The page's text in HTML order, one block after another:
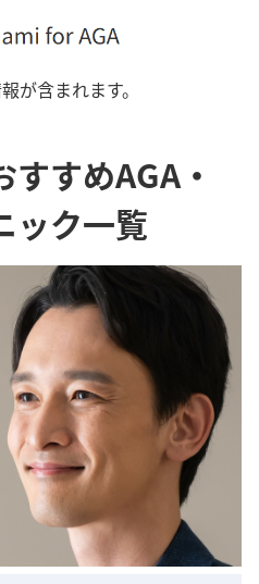
が含まれます。
すめAGA・
ック一覧